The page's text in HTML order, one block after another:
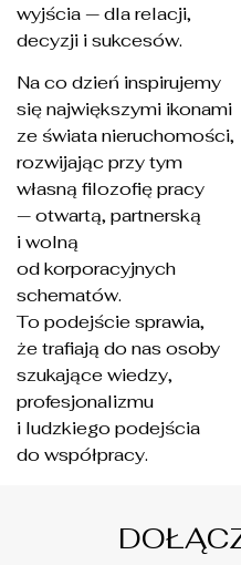
wyjścia — dla relacji,
decyzji i sukcesów.
Na co dzień inspirujemy
się największymi ikonami
ze świata nieruchomości,
rozwijając przy tym
własną filozofię pracy
— otwartą, partnerską
i wolną
od korporacyjnych
schematów.
To podejście sprawia,
że trafiają do nas osoby
szukające wiedzy,
profesjonalizmu
i ludzkiego podejścia
do współpracy.